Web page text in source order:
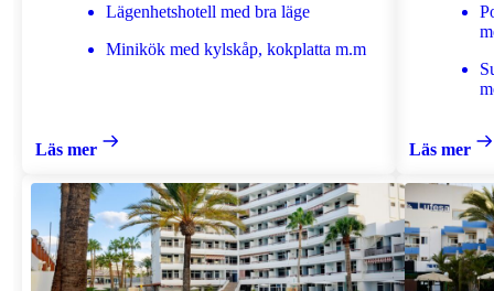
Lägenhetshotell med bra läge
Minikök med kylskåp, kokplatta m.m
Läs mer Läs mer